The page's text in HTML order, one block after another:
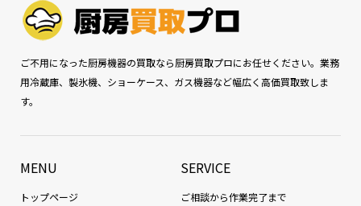
ご不用になった厨房機器の買取なら厨房買取プロにお任せください。業務
用冷蔵庫、製氷機、ショーケース、ガス機器など幅広く高価買取致しま
す。
MENU
トップページ
SERVICE
ご相談から作業完了まで